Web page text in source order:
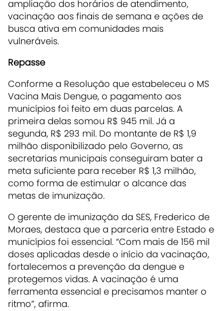
ampliação dos horários de atendimento,
vacinação aos finais de semana e ações de
busca ativa em comunidades mais
vulneráveis.
Repasse
Conforme a Resolução que estabeleceu o MS
Vacina Mais Dengue, o pagamento aos
municípios foi feito em duas parcelas. A
primeira delas somou R$ 945 mil. Já a
segunda, R$ 293 mil. Do montante de R$ 1,9
milhão disponibilizado pelo Governo, as
secretarias municipais conseguiram bater a
meta suficiente para receber R$ 1,3 milhão,
como forma de estimular o alcance das
metas de imunização.
O gerente de imunização da SES, Frederico de
Moraes, destaca que a parceria entre Estado e
municípios foi essencial. “Com mais de 156 mil
doses aplicadas desde o início da vacinação,
fortalecemos a prevenção da dengue e
protegemos vidas. A vacinação é uma
ferramenta essencial e precisamos manter o
ritmo”, afirma.